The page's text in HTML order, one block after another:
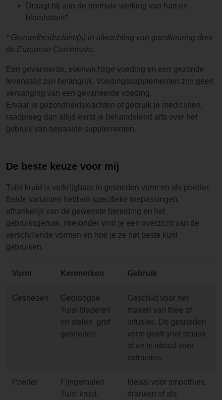
Draagt bij aan de normale werking van hart en
bloedvaten*
* Gezondheidsclaim(s) in afwachting van goedkeuring door
de Europese Commissie.
Een gevarieerde, evenwichtige voeding en een gezonde
levensstijl zijn belangrijk. Voedingssupplementen zijn geen
vervanging van een gevarieerde voeding.
Ervaar je gezondheidsklachten of gebruik je medicijnen,
raadpleeg dan altijd eerst je behandelend arts over het
gebruik van bepaalde supplementen.
De beste keuze voor mij
Tulsi kruid is verkrijgbaar in gesneden vorm en als poeder.
Beide varianten hebben specifieke toepassingen,
afhankelijk van de gewenste bereiding en het
gebruiksgemak. Hieronder vind je een overzicht van de
verschillende vormen en hoe je ze het beste kunt
gebruiken.
Vorm Kenmerken Gebruik
Gesneden
Gedroogde
Tulsi bladeren
en stelen, grof
gesneden
Geschikt voor het
maken van thee of
infusies. De gesneden
vorm geeft snel smaak
af en is ideaal voor
extracties.
Poeder
Fijngemalen
Tulsi kruid,
Ideaal voor smoothies,
dranken of als